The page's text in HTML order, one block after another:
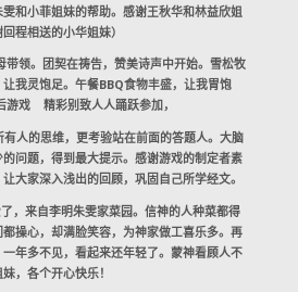
和小菲姐妹的帮助。感谢王秋华和林益欣姐
程相送的小华姐妹）
带领。团契在祷告，赞美诗声中开始。雪松牧
我灵饱足。午餐BBQ食物丰盛，让我胃饱
游戏 精彩别致人人踊跃参加，
人的思维，更考验站在前面的答题人。大脑
问题，得到最大提示。感谢游戏的制定者素
大家深入浅出的回顾，巩固自己所学经文。
，来自李明朱雯家菜园。信神的人种菜都得
操心，却满脸笑容，为神家做工喜乐多。再
年多不见，看起来还年轻了。蒙神看顾人不
，各个开心快乐！